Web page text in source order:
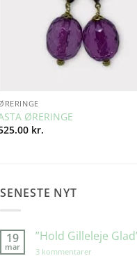
ØRERINGE
kr.
SENESTE NYT
19
mar
”Hold Gilleleje
3 kommentarer